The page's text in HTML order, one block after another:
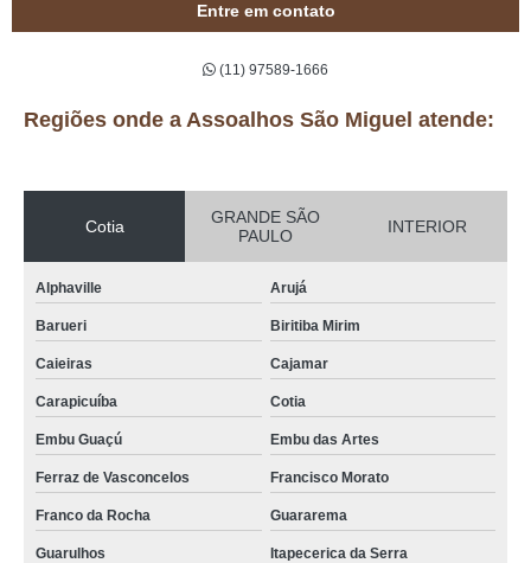
Entre em contato
(11) 97589-1666
Regiões onde a Assoalhos São Miguel atende:
Cotia
GRANDE SÃO
PAULO
INTERIOR
Alphaville Arujá
Barueri Biritiba Mirim
Caieiras Cajamar
Carapicuíba Cotia
Embu Guaçú Embu das Artes
Ferraz de Vasconcelos Francisco Morato
Franco da Rocha Guararema
Guarulhos Itapecerica da Serra